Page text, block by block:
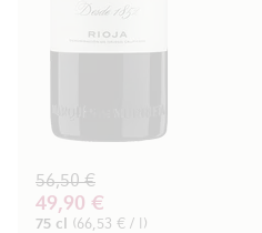
49,90 €
56,50 €
75 cl (66,53 € / l)